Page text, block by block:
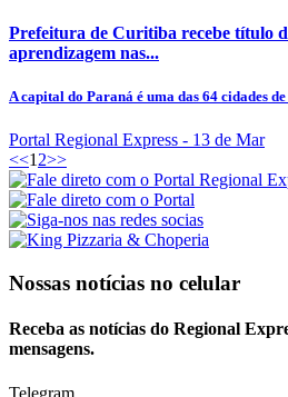
Prefeitura de Curitiba recebe título
aprendizagem nas...
A capital do Paraná é uma das 64 cidades
Portal Regional Express - 13 de Mar
<<1 2>>
Nossas notícias no celular
Receba as notícias do Regional
mensagens.
Telegram